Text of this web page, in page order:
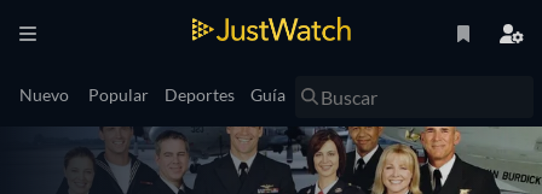
Nuevo Popular Deportes Guía